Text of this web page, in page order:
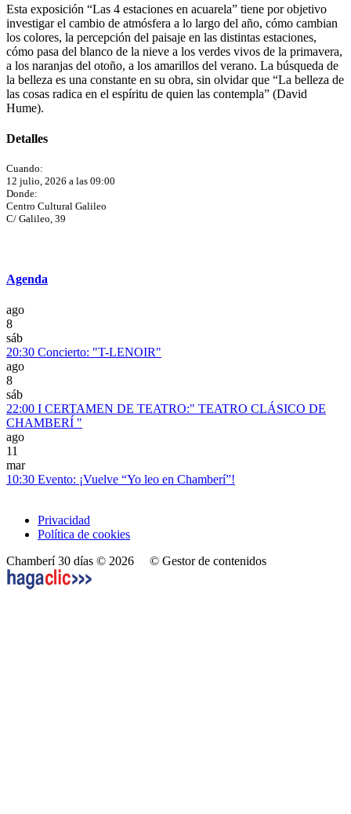
Esta exposición “Las 4 estaciones en acuarela” tiene por objetivo
investigar el cambio de atmósfera a lo largo del año, cómo cambian
los colores, la percepción del paisaje en las distintas estaciones,
cómo pasa del blanco de la nieve a los verdes vivos de la primavera,
a los naranjas del otoño, a los amarillos del verano. La búsqueda de
la belleza es una constante en su obra, sin olvidar que “La belleza de
las cosas radica en el espíritu de quien las contempla” (David
Hume).
Detalles
Cuando:
12 julio, 2026 a las 09:00
Donde:
Centro Cultural Galileo
C/ Galileo, 39
Agenda
ago
8
sáb
20:30 Concierto: "T-LENOIR"
ago
8
sáb
22:00 I CERTAMEN DE TEATRO:" TEATRO CLÁSICO DE
CHAMBERÍ "
ago
11
mar
10:30 Evento: ¡Vuelve “Yo leo en Chamberí”!
Privacidad
Política de cookies
Chamberí 30 días © 2026 © Gestor de contenidos